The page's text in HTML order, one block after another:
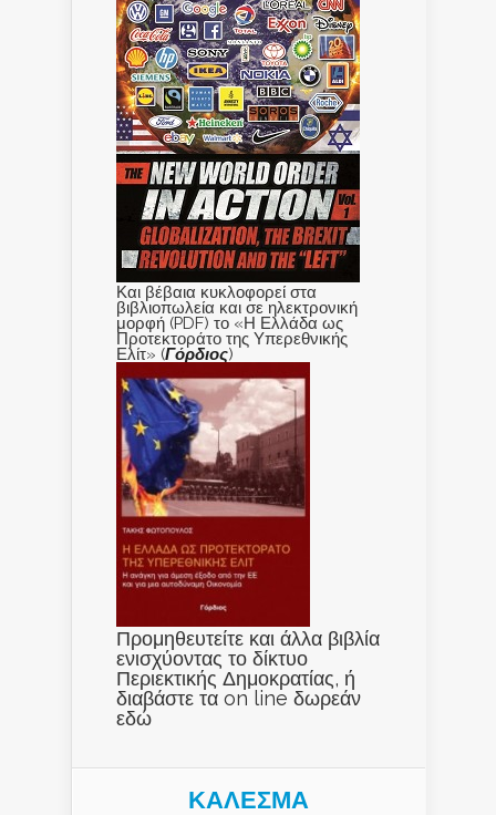
Και βέβαια κυκλοφορεί στα
βιβλιοπωλεία και σε ηλεκτρονική
μορφή (PDF) το «Η Ελλάδα ως
Προτεκτοράτο της Υπερεθνικής
Ελίτ» (Γόρδιος)
Προμηθευτείτε και άλλα βιβλία
ενισχύοντας το δίκτυο
Περιεκτικής Δημοκρατίας, ή
διαβάστε τα on line δωρεάν
εδώ
ΚΑΛΕΣΜΑ